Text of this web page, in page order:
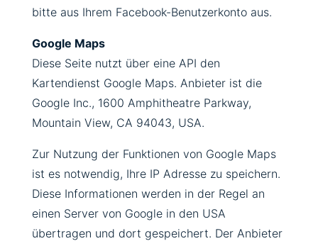
bitte aus Ihrem Facebook-Benutzerkonto aus.
Google Maps
Diese Seite nutzt über eine API den
Kartendienst Google Maps. Anbieter ist die
Google Inc., 1600 Amphitheatre Parkway,
Mountain View, CA 94043, USA.
Zur Nutzung der Funktionen von Google Maps
ist es notwendig, Ihre IP Adresse zu speichern.
Diese Informationen werden in der Regel an
einen Server von Google in den USA
übertragen und dort gespeichert. Der Anbieter